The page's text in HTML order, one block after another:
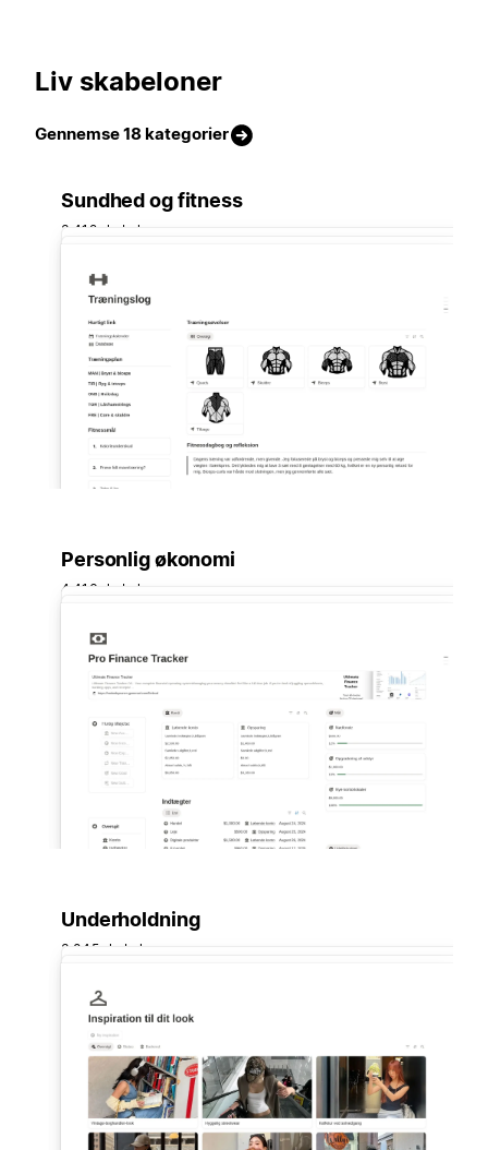
Liv skabeloner
Gennemse 18 kategorier
Sundhed og fitness
3.412 skabeloner
Personlig økonomi
4.416 skabeloner
Underholdning
3.045 skabeloner